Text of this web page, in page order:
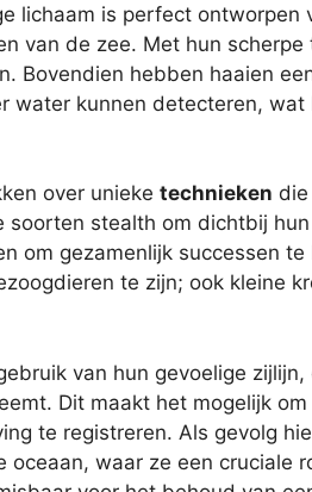
lichaam is perfect ontworpen
van de zee. Met hun
Bovendien hebben haaien
water kunnen detecteren,
over unieke technieken
soorten stealth om dichtbij
om gezamenlijk successen
te zijn; ook kleine
van hun gevoelige
Dit maakt het mogelijk
te registreren. Als gevolg
oceaan, waar ze een cruciale